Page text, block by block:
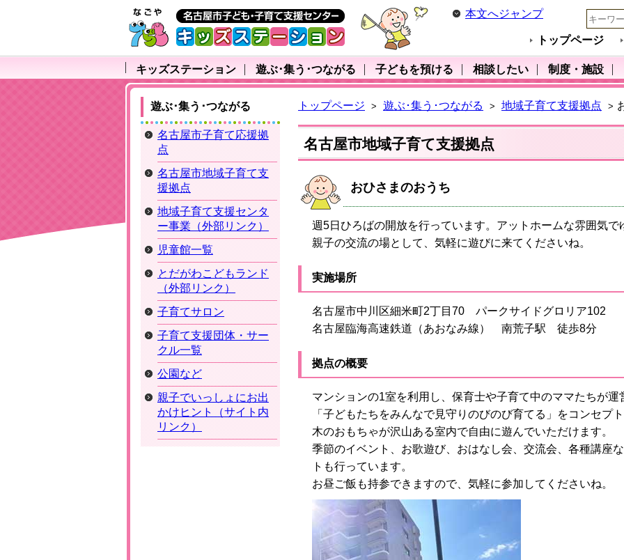
本文へジャンプ
トップページ
キッズステーション 遊ぶ･集う･つながる 子どもを預ける 相談したい 制度・施設
トップページ > 遊ぶ･集う･つながる > 地域子育て支援拠点 >
名古屋市地域子育て支援拠点
おひさまのおうち
週5日ひろばの開放を行っています。アットホームな雰囲気
親子の交流の場として、気軽に遊びに来てくださいね。
実施場所
名古屋市中川区細米町2丁目70 パークサイドグロリア102
名古屋臨海高速鉄道（あおなみ線） 南荒子駅 徒歩8分
拠点の概要
マンションの1室を利用し、保育士や子育て中のママたちが
「子どもたちをみんなで見守りのびのび育てる」をコンセプ
木のおもちゃが沢山ある室内で自由に遊んでいただけます。
季節のイベント、お歌遊び、おはなし会、交流会、各種講座
トも行っています。
お昼ご飯も持参できますので、気軽に参加してくださいね。
遊ぶ･集う･つながる
名古屋市子育て応援拠
点
名古屋市地域子育て支
援拠点
地域子育て支援センタ
ー事業（外部リンク）
児童館一覧
とだがわこどもランド
（外部リンク）
子育てサロン
子育て支援団体・サー
クル一覧
公園など
親子でいっしょにお出
かけヒント（サイト内
リンク）